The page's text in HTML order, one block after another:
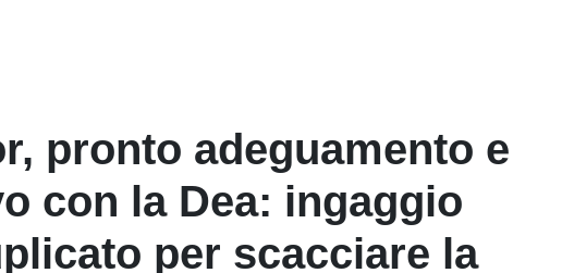
pronto adeguamento e
con la Dea: ingaggio
per scacciare la